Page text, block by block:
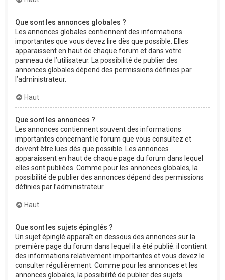
Que sont les annonces globales ?
Les annonces globales contiennent des informations
importantes que vous devez lire dès que possible. Elles
apparaissent en haut de chaque forum et dans votre
panneau de l’utilisateur. La possibilité de publier des
annonces globales dépend des permissions définies par
l’administrateur.
Haut
Que sont les annonces ?
Les annonces contiennent souvent des informations
importantes concernant le forum que vous consultez et
doivent être lues dès que possible. Les annonces
apparaissent en haut de chaque page du forum dans lequel
elles sont publiées. Comme pour les annonces globales, la
possibilité de publier des annonces dépend des permissions
définies par l’administrateur.
Haut
Que sont les sujets épinglés ?
Un sujet épinglé apparaît en dessous des annonces sur la
première page du forum dans lequel il a été publié. il contient
des informations relativement importantes et vous devez le
consulter régulièrement. Comme pour les annonces et les
annonces globales, la possibilité de publier des sujets